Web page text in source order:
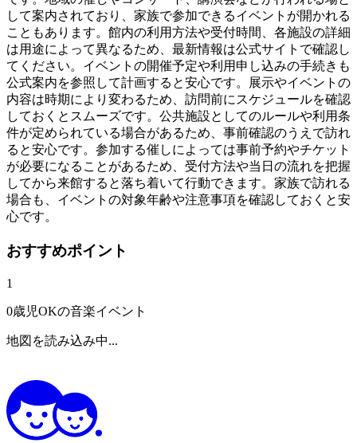
して案内されており、家族で参加できるイベントが開かれる
こともあります。館内の利用方法や受付時間、各施設の詳細
は用途によって異なるため、最新情報は公式サイトで確認し
てください。イベントの開催予定や利用申し込みの手続きも
公式案内を参照して計画すると安心です。展示やイベントの
内容は時期により変わるため、訪問前にスケジュールを確認
しておくとスムーズです。公共施設としてのルールや利用条
件が定められている場合があるため、事前確認のうえで訪れ
ると安心です。参加する催しによっては事前予約やチケット
が必要になることがあるため、受付方法や当日の流れを把握
してから来館すると落ち着いて行動できます。家族で訪れる
場合も、イベントの対象年齢や注意事項を確認しておくと安
心です。
おすすめポイント
1
0歳児OKの音楽イベント
地図を読み込み中...